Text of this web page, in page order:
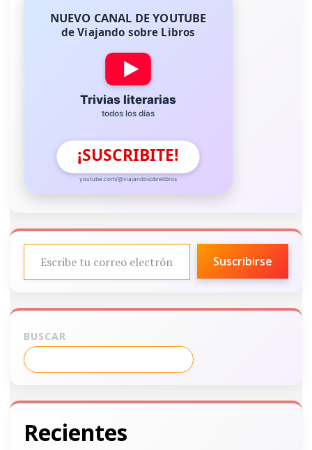
NUEVO CANAL DE YOUTUBE
de Viajando sobre Libros
Trivias literarias
todos los días
¡SUSCRIBITE!
youtube.com/@viajandosobrelibros
ESCRIBE TU CORREO ELECTRÓNICO…
Suscribirse
BUSCAR
Recientes